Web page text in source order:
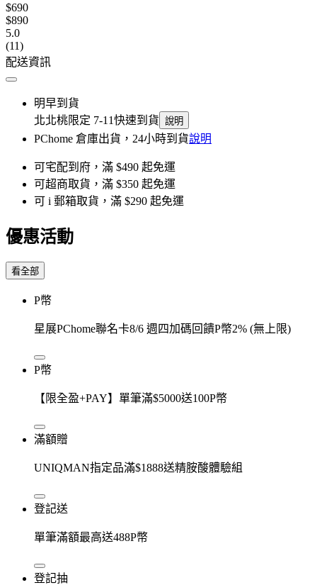
$690
$890
5.0
(11)
配送資訊
明早到貨
北北桃限定 7-11快速到貨 說明
PChome 倉庫出貨，24小時到貨說明
可宅配到府，滿 $490 起免運
可超商取貨，滿 $350 起免運
可 i 郵箱取貨，滿 $290 起免運
優惠活動
看全部
P幣
星展PChome聯名卡8/6 週四加碼回饋P幣2% (無上限)
P幣
【限全盈+PAY】單筆滿$5000送100P幣
滿額贈
UNIQMAN指定品滿$1888送精胺酸體驗組
登記送
單筆滿額最高送488P幣
登記抽